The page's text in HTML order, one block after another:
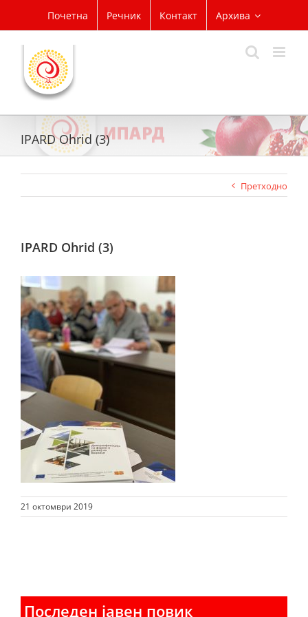
content
Почетна Речник Контакт Архива
IPARD Ohrid (3)
Претходно
IPARD Ohrid (3)
21 октомври 2019
Последен јавен повик